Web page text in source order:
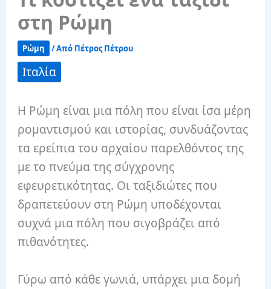
στη Ρώμη
Ρώμη / Από Πέτρος Πέτρου
Ιταλία
Η Ρώμη είναι μια πόλη που είναι ίσα μέρη
ρομαντισμού και ιστορίας, συνδυάζοντας
τα ερείπια του αρχαίου παρελθόντος της
με το πνεύμα της σύγχρονης
εφευρετικότητας. Οι ταξιδιώτες που
δραπετεύουν στη Ρώμη υποδέχονται
συχνά μια πόλη που σιγοβράζει από
πιθανότητες.
Γύρω από κάθε γωνιά, υπάρχει μια δομή